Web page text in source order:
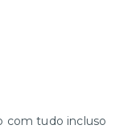
com tudo incluso